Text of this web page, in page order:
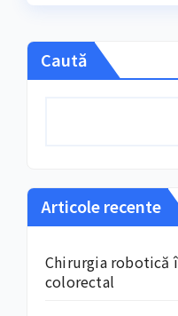
Caută
Articole recente
Chirurgia robotică
colorectal